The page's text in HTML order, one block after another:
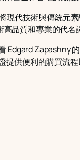
現代技術與傳統元
品質和專業的代名
Edgard Zapashny
供便利的購買流程